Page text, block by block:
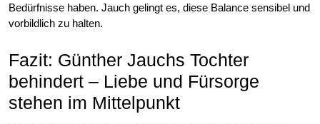
Bedürfnisse haben. Jauch gelingt es, diese Balance sensibel und
vorbildlich zu halten.
Fazit: Günther Jauchs Tochter
behindert – Liebe und Fürsorge
stehen im Mittelpunkt